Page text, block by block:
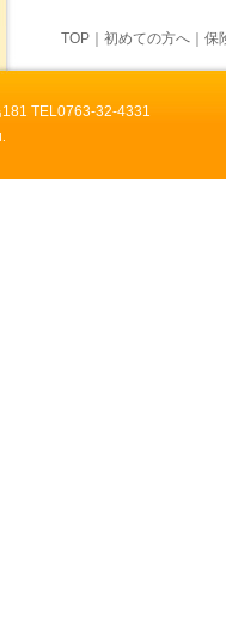
TOP 初めての方へ 保
TEL0763-32-4331